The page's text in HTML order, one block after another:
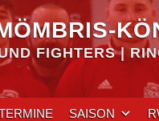
FIGHTERS |
SAISON